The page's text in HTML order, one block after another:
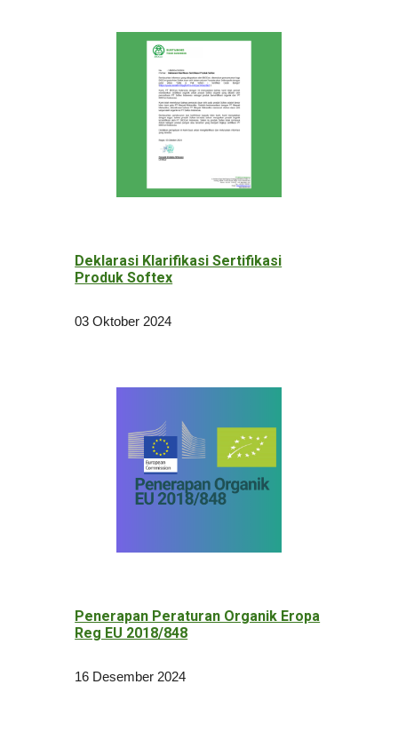
Deklarasi Klarifikasi Sertifikasi
Produk Softex
03 Oktober 2024
Penerapan Peraturan Organik Eropa
Reg EU 2018/848
16 Desember 2024